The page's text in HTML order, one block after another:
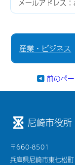
メールアドレス
産業・ビジネス
前のペ
尼崎市役所
〒660-8501
兵庫県尼崎市東七松